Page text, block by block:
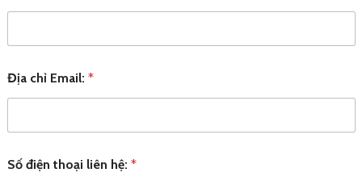
Địa chỉ Email: *
Số điện thoại liên hệ: *